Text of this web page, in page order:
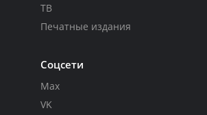
ТВ
Печатные издания
Соцсети
Max
VK